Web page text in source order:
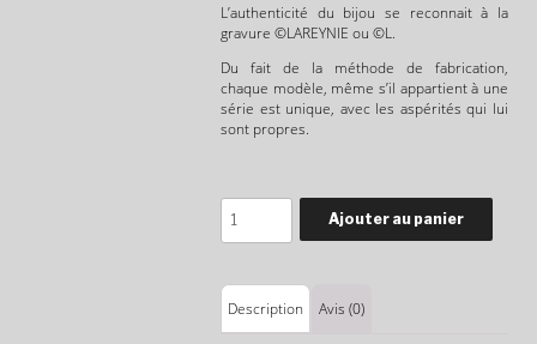
L’authenticité du bijou se reconnait à la
gravure ©LAREYNIE ou ©L.
Du fait de la méthode de fabrication,
chaque modèle, même s’il appartient à une
série est unique, avec les aspérités qui lui
sont propres.
Ajouter au panier
Description Avis (0)